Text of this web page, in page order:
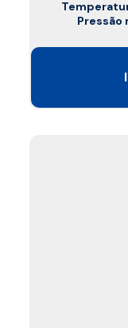
Pressão